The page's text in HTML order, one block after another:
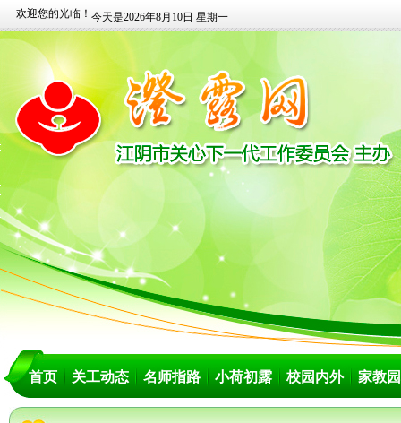
欢迎您的光临！ 今天是2026年8月10日 星期一
首页 关工动态 名师指路 小荷初露 校园内外 家教